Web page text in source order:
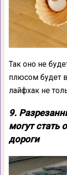
Так оно не
плюсом будет
лайфхак не
9.
могут стать
дороги